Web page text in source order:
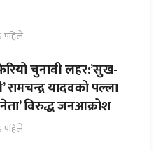
पहिले
चुनावी लहर:’सुख-
रामचन्द्र यादवको पल्ला
नेता’ विरुद्ध जनआक्रोश
पहिले